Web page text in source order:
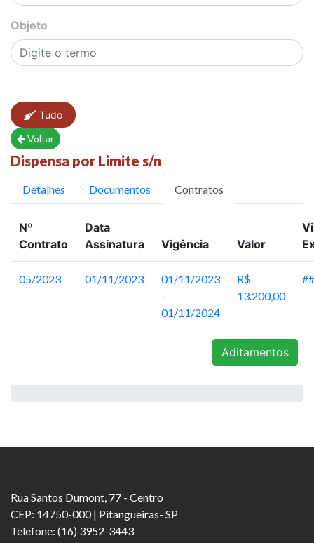
Objeto
Tudo
Voltar
Dispensa por Limite s/n
Detalhes Documentos Contratos
Nº
Contrato
Data
Assinatura
Vigência Valor
05/2023 01/11/2023
01/11/2023
-
01/11/2024
R$
13.200,00
Aditamentos
Rua Santos Dumont, 77 - Centro
CEP: 14750-000 | Pitangueiras- SP
Telefone: (16) 3952-3443